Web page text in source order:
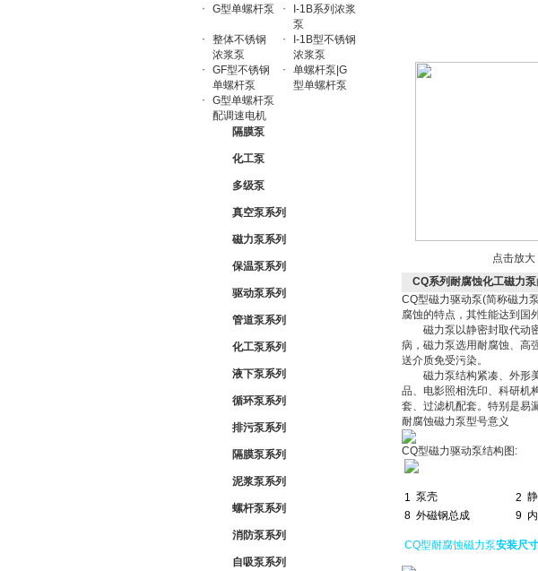
·
G型单螺杆泵 ·
I-1B系列浓浆
泵
·
整体不锈钢
浓浆泵
·
I-1B型不锈钢
浓浆泵
·
GF型不锈钢
单螺杆泵
·
单螺杆泵|G
型单螺杆泵
·
G型单螺杆泵
配调速电机
隔膜泵
化工泵
多级泵
真空泵系列
磁力泵系列
保温泵系列
驱动泵系列
管道泵系列
化工泵系列
液下泵系列
循环泵系列
排污泵系列
隔膜泵系列
泥浆泵系列
螺杆泵系列
消防泵系列
自吸泵系列
点击放大
CQ系列耐腐蚀化工磁力泵
CQ型磁力驱动泵(简称磁力
腐蚀的特点，其性能达到国
磁力泵以静密封取代动密
病，磁力泵选用耐腐蚀、高
送介质免受污染。
磁力泵结构紧凑、外形美
品、电影照相洗印、科研机
套、过滤机配套。特别是易
耐腐蚀磁力泵型号意义
CQ型磁力驱动泵结构图:
1 泵壳 2
8 外磁钢总成 9
CQ型耐腐蚀磁力泵安装尺